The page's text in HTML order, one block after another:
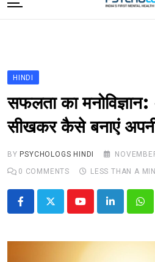
to
Editorial Board
Subscribe Magazine
Merchandise
HINDI
सफलता का
सीखकर कैसे बनाएं
BY PSYCHOLOGS HINDI
0 COMMENTS LESS THAN A
YoutubeLinkedIn